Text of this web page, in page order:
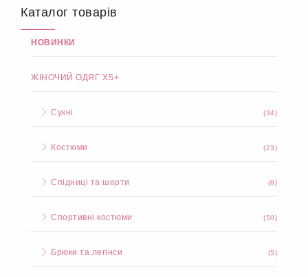
Каталог товарів
НОВИНКИ
ЖІНОЧИЙ ОДЯГ XS+
Сукні (34)
Костюми (23)
Спідниці та шорти (8)
Спортивні костюми (50)
Брюки та легінси (5)